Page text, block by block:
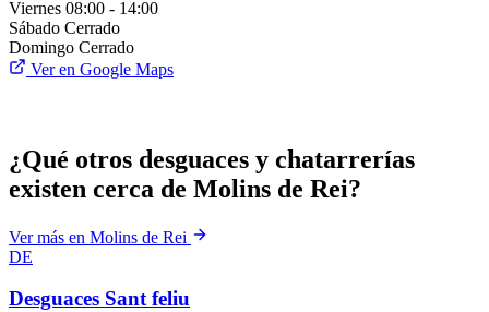
Viernes 08:00 - 14:00
Sábado Cerrado
Domingo Cerrado
Ver en Google Maps
¿Qué otros desguaces y chatarrerías
existen cerca de Molins de Rei?
Ver más en Molins de Rei
DE
Desguaces Sant feliu